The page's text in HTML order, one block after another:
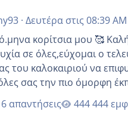
· Δευτέρα στις 08:39 AM
κορίτσια μου 🥰
σε όλες,εύχομαι ο
του καλοκαιριού να
σας την πιο όμορφη
@Melikara86
z @melitiniღ @Christi.D.
6 απαντήσεις 444